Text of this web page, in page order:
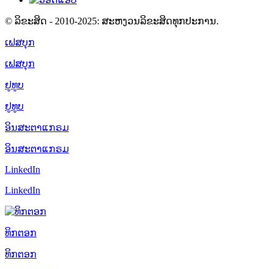
© ລິຂະສິດ - 2010-2025: ສະຫງວນລິຂະສິດທຸກປະການ.
ເຟສບຸກ
ເຟສບຸກ
ຢູທູບ
ຢູທູບ
ອິນສະຕາແກຣມ
ອິນສະຕາແກຣມ
LinkedIn
LinkedIn
ທິກຕອກ
ທິກຕອກ